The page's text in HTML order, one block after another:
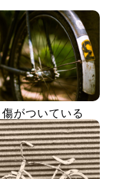
傷がついている